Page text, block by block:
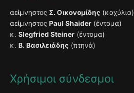
αείμνηστος Σ. Οικονομίδης (κοχύλια)
αείμνηστος Paul Shaider (έντομα)
κ. Slegfried Steiner (έντομα)
κ. Β. Βασιλειάδης (πτηνά)
Χρήσιμοι σύνδεσμοι